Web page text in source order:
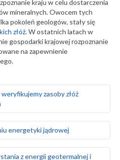
kraju w celu dostarczenia
mineralnych. Owocem tych
pokoleń geologów, stały się
złóż. W ostatnich latach w
gospodarki krajowej rozpoznanie
na zapewnienie
zasoby złóż
kwalifikacji zasobów węgla
energetyki jądrowej
z energii geotermalnej i